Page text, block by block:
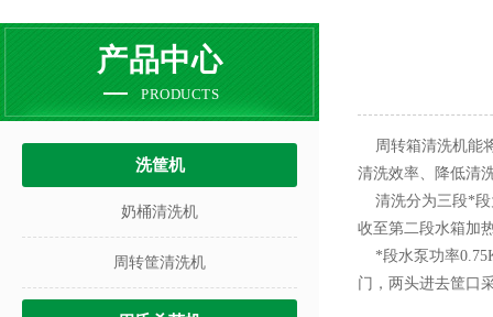
产品中心
PRODUCTS
洗筐机
奶桶清洗机
周转筐清洗机
周转箱清洗机能
清洗效率、降低清
清洗分为三段*段
收至第二段水箱加
*段水泵功率
门，两头进去筐口